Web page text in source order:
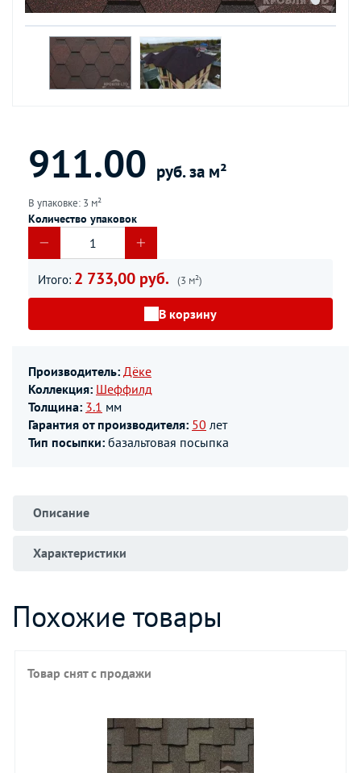
911.00 руб. за м²
В упаковке: 3 м²
Количество упаковок
Итого: 2 733,00 руб. (3 м²)
В корзину
Производитель: Дёке
Коллекция: Шеффилд
Толщина: 3.1 мм
Гарантия от производителя: 50 лет
Тип посыпки: базальтовая посыпка
Описание
Характеристики
Похожие товары
Товар снят с продажи